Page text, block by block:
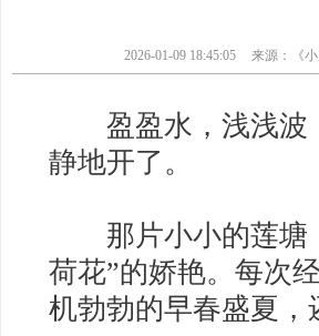
2026-01-09 18:45:05 来源：《
盈盈水，浅浅波
静地开了。
那片小小的莲塘，
荷花”的娇艳。每次
机勃勃的早春盛夏